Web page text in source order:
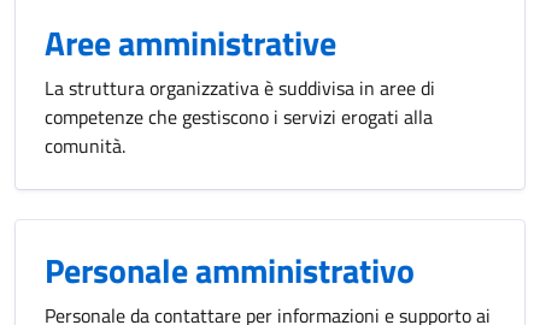
Aree amministrative
La struttura organizzativa è suddivisa in aree di
competenze che gestiscono i servizi erogati alla
comunità.
Personale amministrativo
Personale da contattare per informazioni e supporto ai